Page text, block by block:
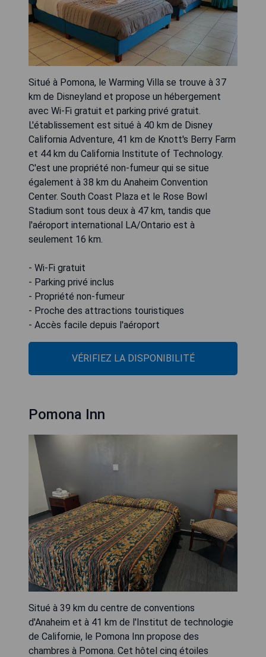
Situé à Pomona, le Warming Villa se trouve à 37
km de Disneyland et propose un hébergement
avec Wi-Fi gratuit et parking privé gratuit.
L'établissement est situé à 40 km de Disney
California Adventure, 41 km de Knott's Berry Farm
et 44 km du California Institute of Technology.
C'est une propriété non-fumeur qui se situe
également à 38 km du Anaheim Convention
Center. South Coast Plaza et le Rose Bowl
Stadium sont tous deux à 47 km, tandis que
l'aéroport international LA/Ontario est à
seulement 16 km.
- Wi-Fi gratuit
- Parking privé inclus
- Propriété non-fumeur
- Proche des attractions touristiques
- Accès facile depuis l'aéroport
VÉRIFIEZ LA DISPONIBILITÉ
Pomona Inn
Situé à 39 km du centre de conventions
d'Anaheim et à 41 km de l'Institut de technologie
de Californie, le Pomona Inn propose des
chambres à Pomona. Cet hôtel cinq étoiles